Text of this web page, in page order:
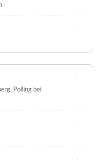
, Polling bei